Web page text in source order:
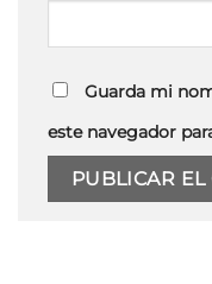
Guarda mi
este navegador